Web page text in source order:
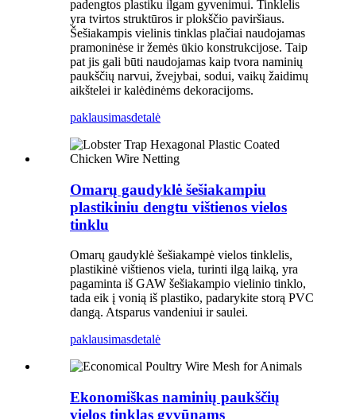
padengtos plastiku ilgam gyvenimui. Tinklelis
yra tvirtos struktūros ir plokščio paviršiaus.
Šešiakampis vielinis tinklas plačiai naudojamas
pramoninėse ir žemės ūkio konstrukcijose. Taip
pat jis gali būti naudojamas kaip tvora naminių
paukščių narvui, žvejybai, sodui, vaikų žaidimų
aikštelei ir kalėdinėms dekoracijoms.
paklausimasdetalė
Omarų gaudyklė šešiakampiu
plastikiniu dengtu vištienos vielos
tinklu
Omarų gaudyklė šešiakampė vielos tinklelis,
plastikinė vištienos viela, turinti ilgą laiką, yra
pagaminta iš GAW šešiakampio vielinio tinklo,
tada eik į vonią iš plastiko, padarykite storą PVC
dangą. Atsparus vandeniui ir saulei.
paklausimasdetalė
Ekonomiškas naminių paukščių
vielos tinklas gyvūnams